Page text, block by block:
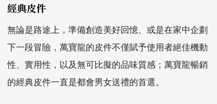
經典皮件
無論是路途上，準備創造美好回憶、或是在家中企劃
下一段冒險，萬寶龍的皮件不僅賦予使用者絕佳機動
性、實用性，以及無可比擬的品味質感；萬寶龍暢銷
的經典皮件一直是都會男女送禮的首選。